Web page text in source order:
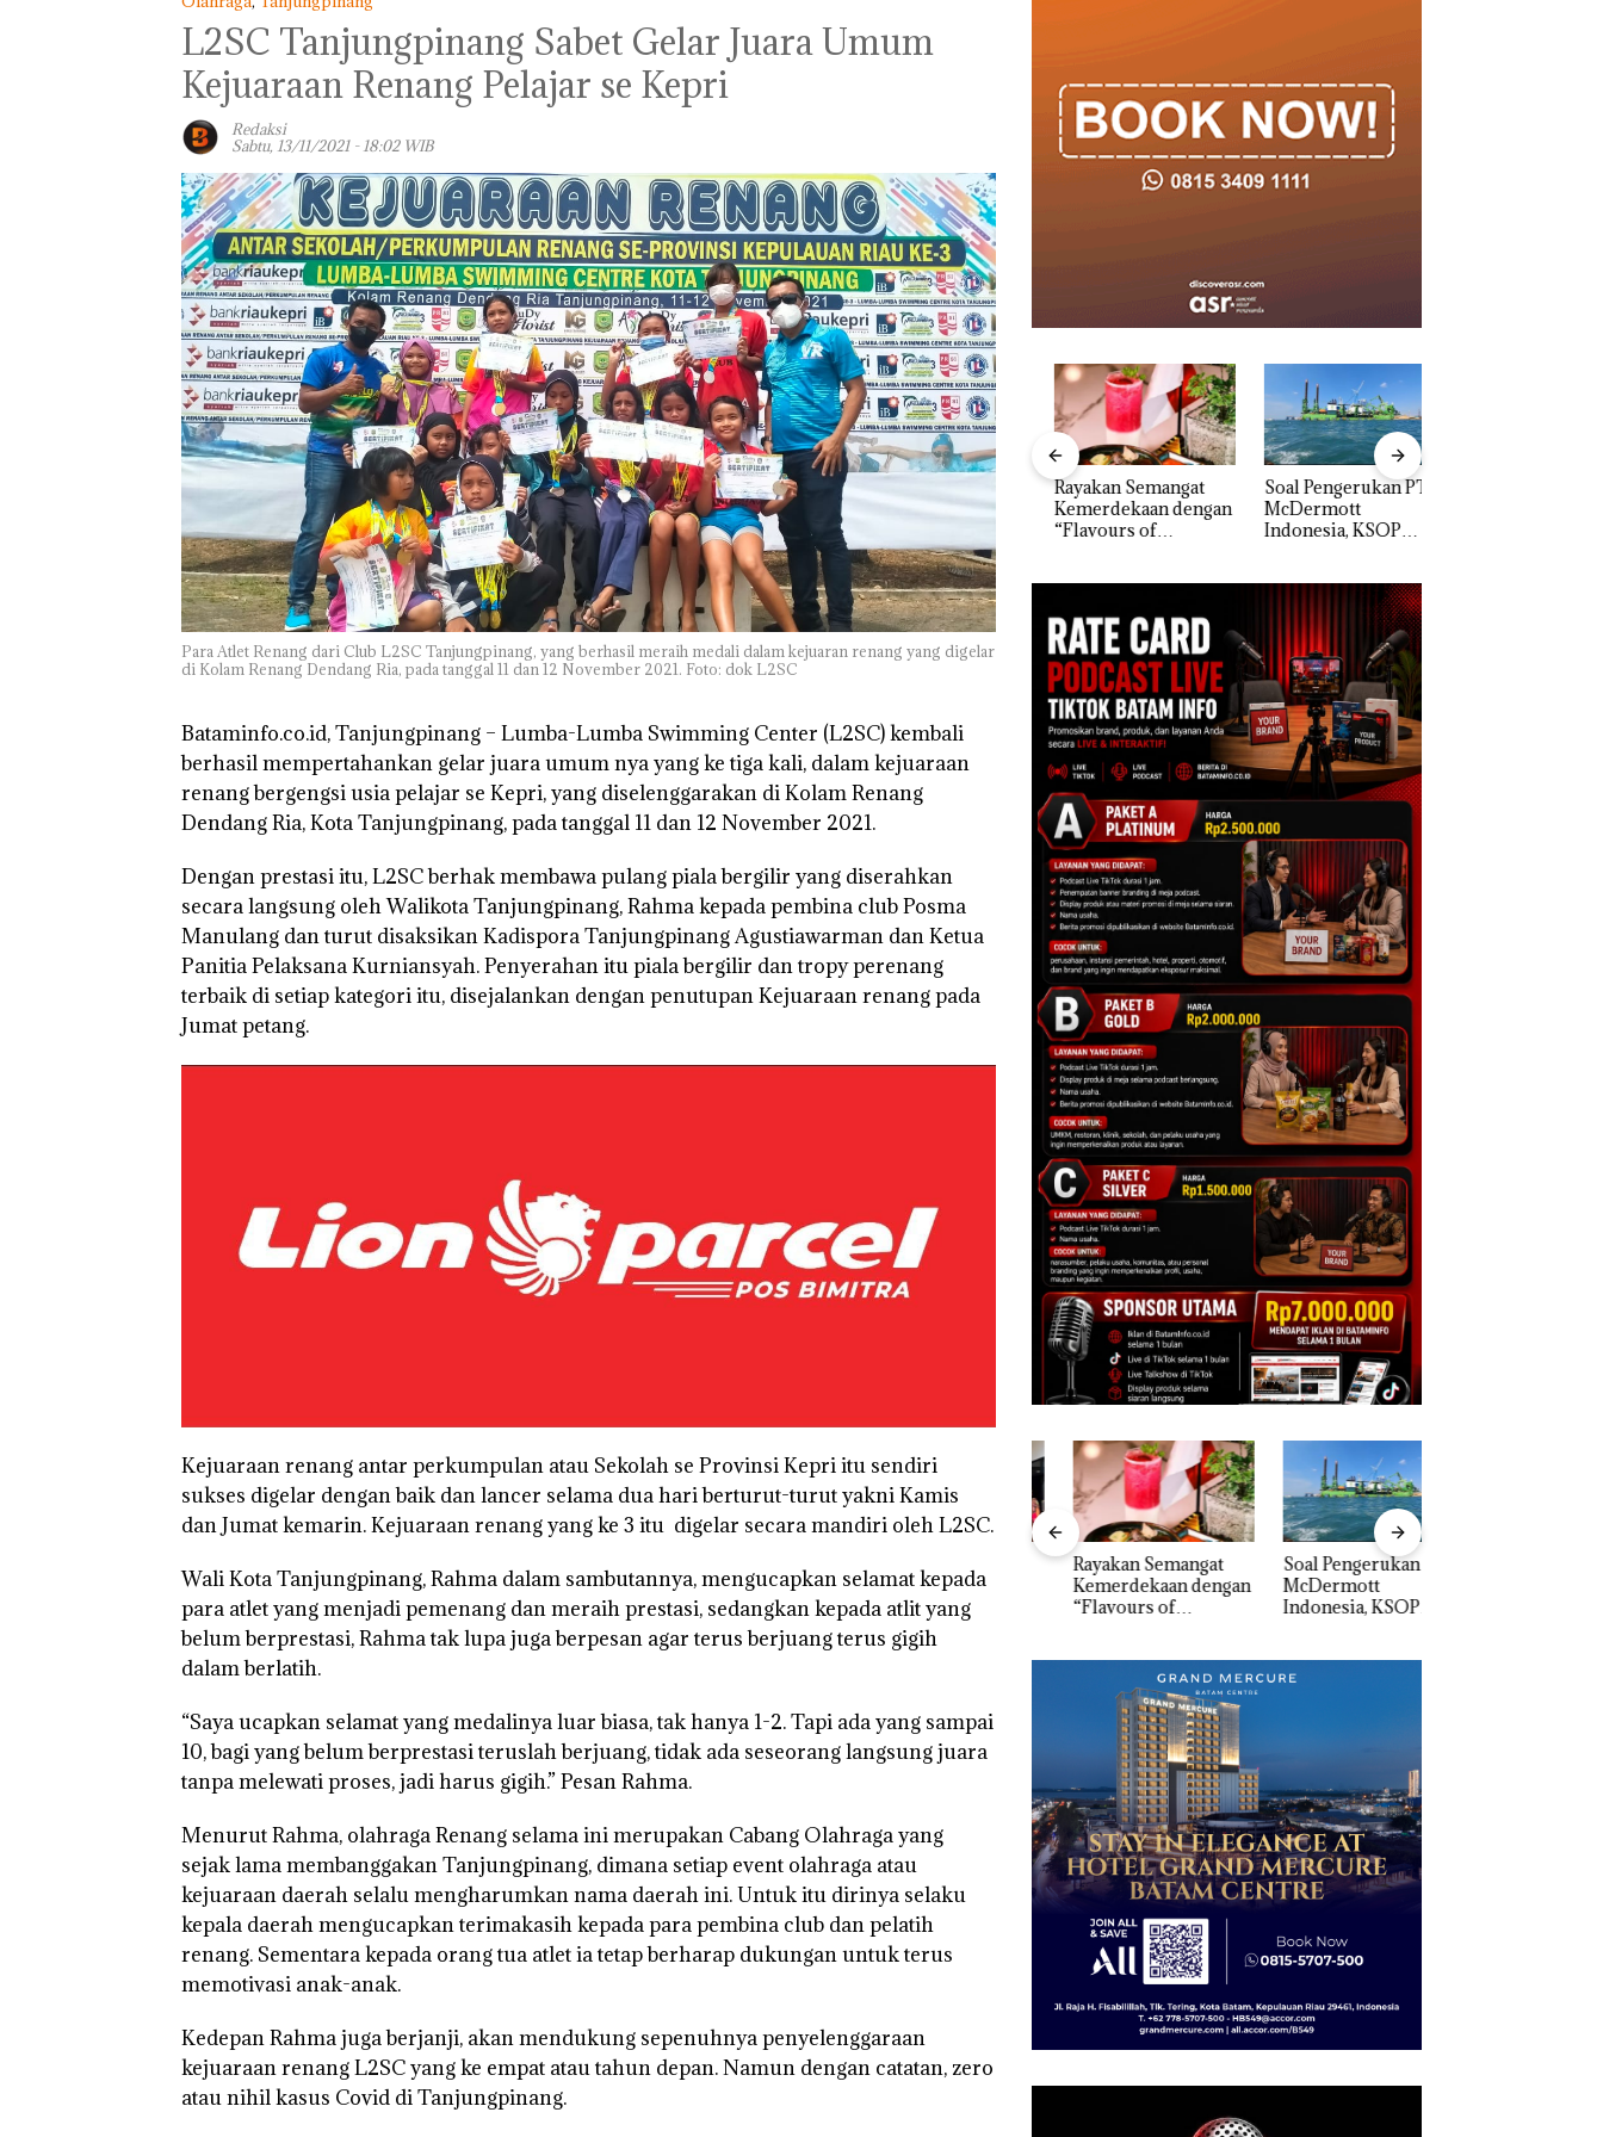
L2SC Tanjungpinang Sabet Gelar Juara Umum
Kejuaraan Renang Pelajar se Kepri
Redaksi
Sabtu, 13/11/2021 - 18:02 WIB
Para Atlet Renang dari Club L2SC Tanjungpinang, yang berhasil meraih medali dalam kejuaran renang yang digelar
di Kolam Renang Dendang Ria, pada tanggal 11 dan 12 November 2021. Foto: dok L2SC
Bataminfo.co.id, Tanjungpinang – Lumba-Lumba Swimming Center (L2SC) kembali
berhasil mempertahankan gelar juara umum nya yang ke tiga kali, dalam kejuaraan
renang bergengsi usia pelajar se Kepri, yang diselenggarakan di Kolam Renang
Dendang Ria, Kota Tanjungpinang, pada tanggal 11 dan 12 November 2021.
Dengan prestasi itu, L2SC berhak membawa pulang piala bergilir yang diserahkan
secara langsung oleh Walikota Tanjungpinang, Rahma kepada pembina club Posma
Manulang dan turut disaksikan Kadispora Tanjungpinang Agustiawarman dan Ketua
Panitia Pelaksana Kurniansyah. Penyerahan itu piala bergilir dan tropy perenang
terbaik di setiap kategori itu, disejalankan dengan penutupan Kejuaraan renang pada
Jumat petang.
Kejuaraan renang antar perkumpulan atau Sekolah se Provinsi Kepri itu sendiri
sukses digelar dengan baik dan lancer selama dua hari berturut-turut yakni Kamis
dan Jumat kemarin. Kejuaraan renang yang ke 3 itu digelar secara mandiri oleh L2SC.
Wali Kota Tanjungpinang, Rahma dalam sambutannya, mengucapkan selamat kepada
para atlet yang menjadi pemenang dan meraih prestasi, sedangkan kepada atlit yang
belum berprestasi, Rahma tak lupa juga berpesan agar terus berjuang terus gigih
dalam berlatih.
“Saya ucapkan selamat yang medalinya luar biasa, tak hanya 1-2. Tapi ada yang sampai
10, bagi yang belum berprestasi teruslah berjuang, tidak ada seseorang langsung juara
tanpa melewati proses, jadi harus gigih.” Pesan Rahma.
Menurut Rahma, olahraga Renang selama ini merupakan Cabang Olahraga yang
sejak lama membanggakan Tanjungpinang, dimana setiap event olahraga atau
kejuaraan daerah selalu mengharumkan nama daerah ini. Untuk itu dirinya selaku
kepala daerah mengucapkan terimakasih kepada para pembina club dan pelatih
renang. Sementara kepada orang tua atlet ia tetap berharap dukungan untuk terus
memotivasi anak-anak.
Kedepan Rahma juga berjanji, akan mendukung sepenuhnya penyelenggaraan
kejuaraan renang L2SC yang ke empat atau tahun depan. Namun dengan catatan, zero
atau nihil kasus Covid di Tanjungpinang.
TNI AL Gagalkan
Penyelundupan 1,6
Ton Pasir Timah
Ilegal di Lingga,
Disembunyikan di
Bawah Kerambah
untuk Diselundupkan
ke Malaysia
Menteri ATR Nusron
Wahid Sorot Skandal
Jual-Beli Kavling Laut
di Batam
Kejari Natuna
Tetapkan Kades
Selaut Nonaktif
sebagai Tersangka
Korupsi APBDes,
Negara Rugi Rp533
Juta
Rayakan Semangat
Kemerdekaan dengan
“Flavours of
‎Soal Pengerukan PT
McDermott
Indonesia, KSOP
Ada di BP Batam
“Double Winner”,
Abimanyu Melesat
Kibarkan Merah Putih
Dua Kali di Thailand
Pengelolaan
Sedimentasi Laut di
Kepri Harus
Dibuktikan Secara
Konservasi
Kejari Natuna
Tetapkan Kades
Selaut Nonaktif
sebagai Tersangka
Korupsi APBDes,
Rayakan Semangat
Kemerdekaan dengan
“Flavours of
‎Soal Pengerukan PT
McDermott
Indonesia, KSOP
Ada di BP Batam